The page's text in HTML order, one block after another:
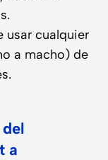
usar cualquier
a macho) de
a